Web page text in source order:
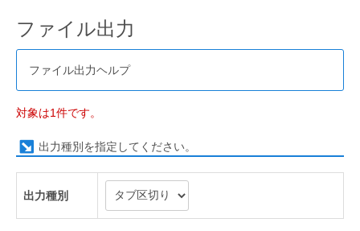
ファイル出力
ファイル出力ヘルプ
対象は1件です。
出力種別を指定してください。
出力種別